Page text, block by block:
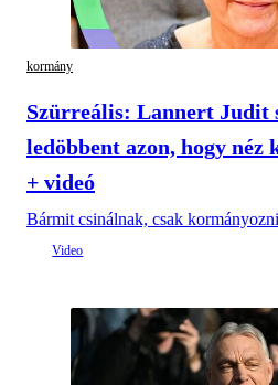
kormány
Szürreális: Lannert Judit
ledöbbent azon, hogy
+ videó
Bármit csinálnak, csak